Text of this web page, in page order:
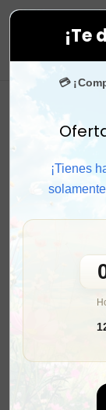
¡Te
💳
¡Tienes
tus